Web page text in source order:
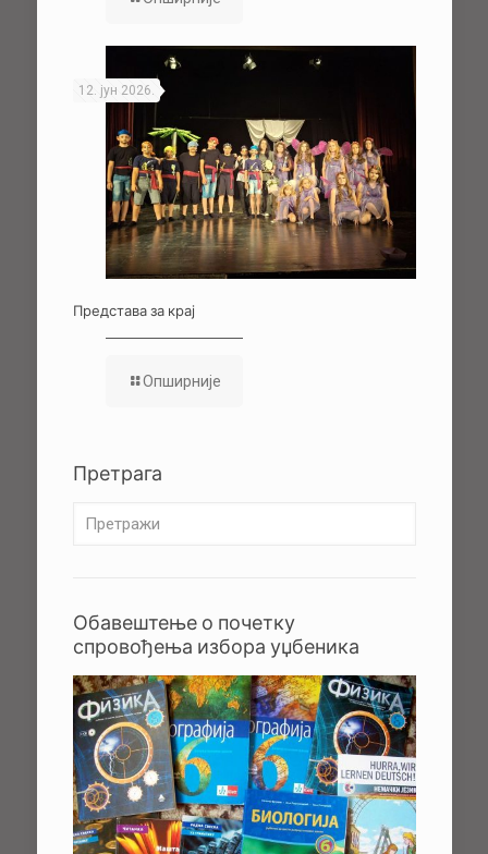
12. јун 2026.
Представа за крај
Опширније
Претрага
Обавештење о почетку
спровођења избора уџбеника